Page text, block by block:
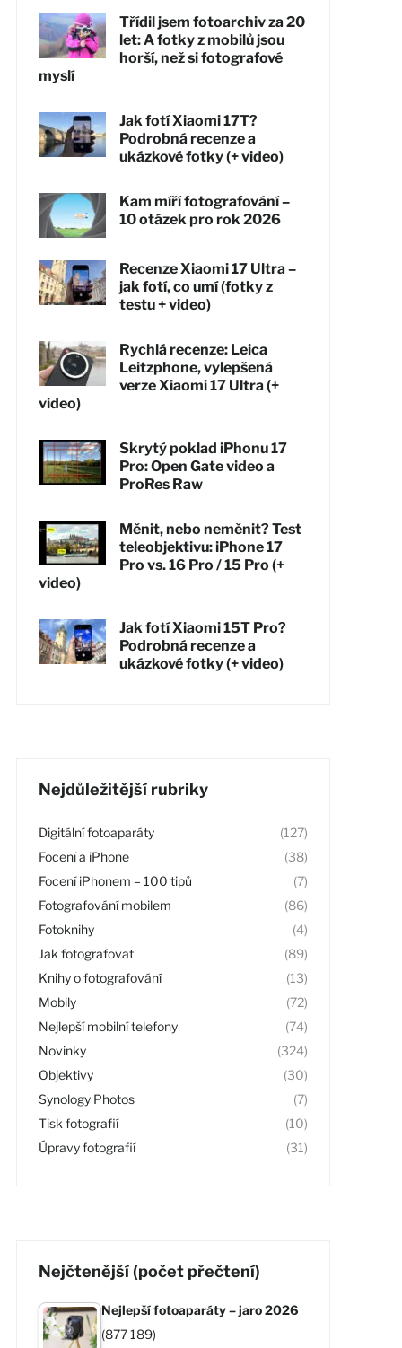
Třídil jsem fotoarchiv za 20
let: A fotky z mobilů jsou
horší, než si fotografové
myslí
Jak fotí Xiaomi 17T?
Podrobná recenze a
ukázkové fotky (+ video)
Kam míří fotografování –
10 otázek pro rok 2026
Recenze Xiaomi 17 Ultra –
jak fotí, co umí (fotky z
testu + video)
Rychlá recenze: Leica
Leitzphone, vylepšená
verze Xiaomi 17 Ultra (+
video)
Skrytý poklad iPhonu 17
Pro: Open Gate video a
ProRes Raw
Měnit, nebo neměnit? Test
teleobjektivu: iPhone 17
Pro vs. 16 Pro / 15 Pro (+
video)
Jak fotí Xiaomi 15T Pro?
Podrobná recenze a
ukázkové fotky (+ video)
Nejdůležitější rubriky
Digitální fotoaparáty
(127)
Focení a iPhone
(38)
Focení iPhonem – 100 tipů
(7)
Fotografování mobilem
(86)
Fotoknihy
(4)
Jak fotografovat
(89)
Knihy o fotografování
(13)
Mobily
(72)
Nejlepší mobilní telefony
(74)
Novinky
(324)
Objektivy
(30)
Synology Photos
(7)
Tisk fotografií
(10)
Úpravy fotografií
(31)
Nejčtenější (počet přečtení)
Nejlepší fotoaparáty – jaro 2026
(877 189)